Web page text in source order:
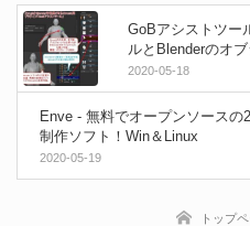
GoBアシストツー
ルとBlenderのオ
ン！
2020-05-18
Enve - 無料でオープンソースの
制作ソフト！Win＆Linux
2020-05-19
トップ